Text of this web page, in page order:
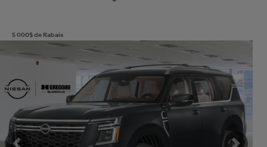
5 000$de Rabais
Afficher 8 images en plus